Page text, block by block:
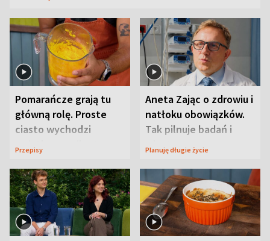
Pomarańcze grają tu
główną rolę. Proste
ciasto wychodzi
wyjątkowo wilgotne
Przepisy
Aneta Zając o zdrowiu i
natłoku obowiązków.
Tak pilnuje badań i
wizyt
Planuję długie życie